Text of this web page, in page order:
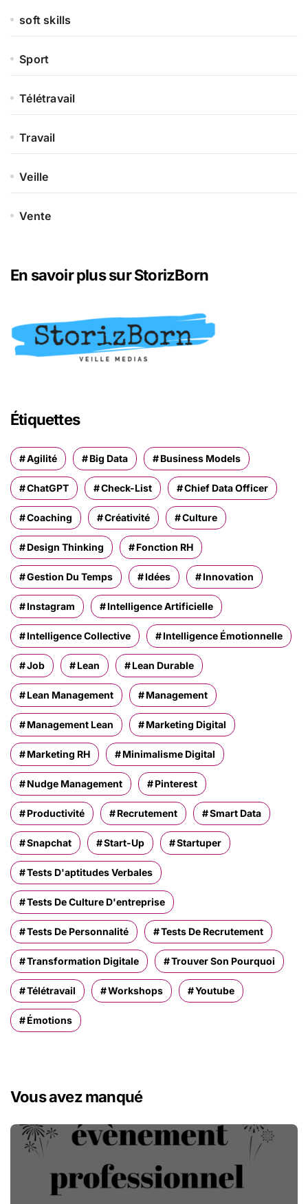
soft skills
Sport
Télétravail
Travail
Veille
Vente
En savoir plus sur StorizBorn
Étiquettes
Agilité Big Data Business Models
ChatGPT Check-List Chief Data Officer
Coaching Créativité Culture
Design Thinking Fonction RH
Gestion Du Temps Idées Innovation
Instagram Intelligence Artificielle
Intelligence Collective Intelligence Émotionnelle
Job Lean Lean Durable
Lean Management Management
Management Lean Marketing Digital
Marketing RH Minimalisme Digital
Nudge Management Pinterest
Productivité Recrutement Smart Data
Snapchat Start-Up Startuper
Tests D'aptitudes Verbales
Tests De Culture D'entreprise
Tests De Personnalité Tests De Recrutement
Transformation Digitale Trouver Son Pourquoi
Télétravail Workshops Youtube
Émotions
Vous avez manqué